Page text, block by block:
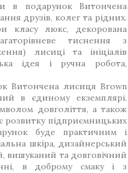
в подарунок Витончена
друзів, колег та рідних.
класу люкс, декорована
тиснення з
лисиці та ініціалів
ідея і ручна робота,
Витончена лисиця Brown
в єдиному екземплярі.
довголіття, а також
розвитку підприємницьких
буде практичним і
шкіра, дизайнерський
вишуканий та довговічний
в доброму смаку і з